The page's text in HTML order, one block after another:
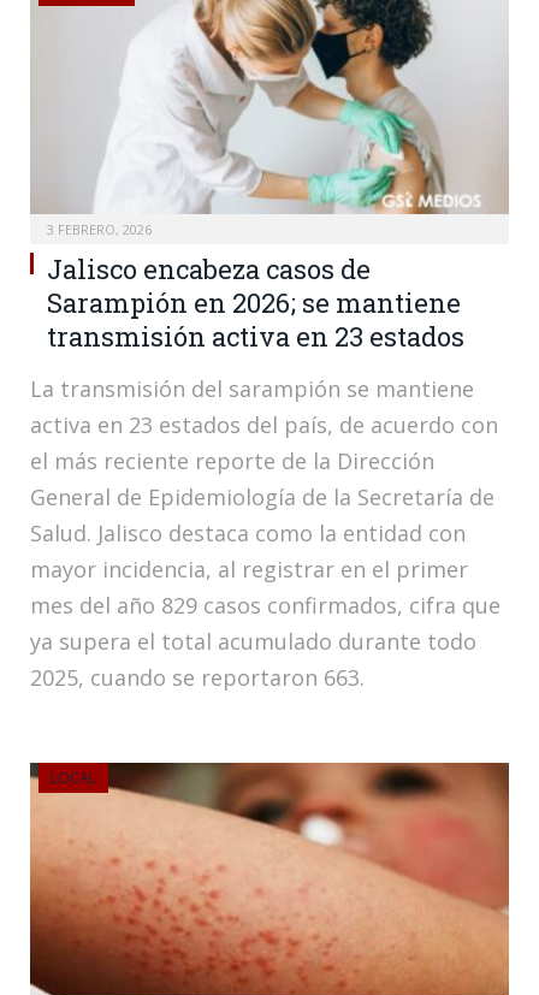
3 FEBRERO, 2026
Jalisco encabeza casos de
Sarampión en 2026; se mantiene
transmisión activa en 23 estados
La transmisión del sarampión se mantiene
activa en 23 estados del país, de acuerdo con
el más reciente reporte de la Dirección
General de Epidemiología de la Secretaría de
Salud. Jalisco destaca como la entidad con
mayor incidencia, al registrar en el primer
mes del año 829 casos confirmados, cifra que
ya supera el total acumulado durante todo
2025, cuando se reportaron 663.
LOCAL